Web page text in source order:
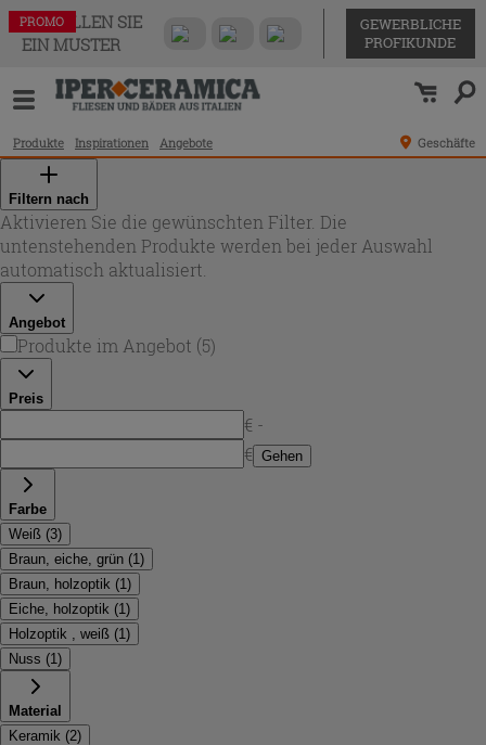
BESTELLEN SIE
EIN MUSTER
GEWERBLICHE
PROFIKUNDE
Produkte Inspirationen Angebote Geschäfte
Filtern nach
Aktivieren Sie die gewünschten Filter. Die
untenstehenden Produkte werden bei jeder Auswahl
automatisch aktualisiert.
Angebot
Produkte im Angebot (5)
Preis
€ -
€ Gehen
Farbe
Weiß (3)
Braun, eiche, grün (1)
Braun, holzoptik (1)
Eiche, holzoptik (1)
Holzoptik , weiß (1)
Nuss (1)
Material
Keramik (2)
PROMO
PROMO
PROMO
PROMO
PROMO